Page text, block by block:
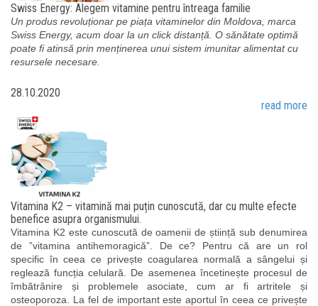
Swiss Energy: Alegem vitamine pentru întreaga familie
Un produs revoluționar pe piața vitaminelor din Moldova, marca
Swiss Energy, acum doar la un click distanță. O sănătate optimă
poate fi atinsă prin menținerea unui sistem imunitar alimentat cu
resursele necesare.
28.10.2020
read more
Vitamina K2 – vitamină mai puțin cunoscută, dar cu multe efecte
benefice asupra organismului.
Vitamina K2 este cunoscută de oamenii de știință sub denumirea
de ”vitamina antihemoragică”. De ce? Pentru că are un rol
specific în ceea ce privește coagularea normală a sângelui și
reglează funcția celulară. De asemenea încetinește procesul de
îmbătrânire și problemele asociate, cum ar fi artritele și
osteoporoza. La fel de important este aportul în ceea ce privește